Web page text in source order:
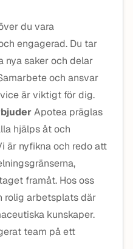
du vara
engagerad. Du tar
nya saker och delar
och ansvar
är viktigt för dig.
Apotea präglas
hjälps åt och
är nyfikna och redo att
framåt. Hos oss
rolig arbetsplats där
kunskaper.
team på ett